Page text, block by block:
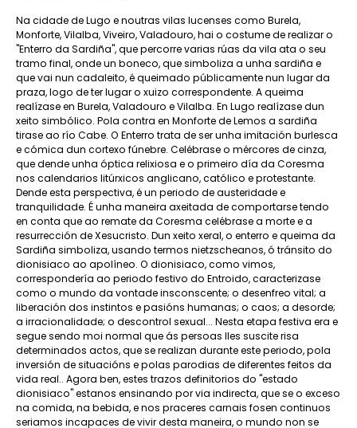
Na cidade de Lugo e noutras vilas lucenses como Burela,
Monforte, Vilalba, Viveiro, Valadouro, hai o costume de realizar o
"Enterro da Sardiña", que percorre varias rúas da vila ata o seu
tramo final, onde un boneco, que simboliza a unha sardiña e
que vai nun cadaleito, é queimado públicamente nun lugar da
praza, logo de ter lugar o xuizo correspondente. A queima
realízase en Burela, Valadouro e Vilalba. En Lugo realízase dun
xeito simbólico. Pola contra en Monforte de Lemos a sardiña
tirase ao río Cabe. O Enterro trata de ser unha imitación burlesca
e cómica dun cortexo fúnebre. Celébrase o mércores de cinza,
que dende unha óptica relixiosa e o primeiro día da Coresma
nos calendarios litúrxicos anglicano, católico e protestante.
Dende esta perspectiva, é un periodo de austeridade e
tranquilidade. É unha maneira axeitada de comportarse tendo
en conta que ao remate da Coresma celébrase a morte e a
resurrección de Xesucristo. Dun xeito xeral, o enterro e queima da
Sardiña simboliza, usando termos nietzscheanos, ó tránsito do
dionisiaco ao apolíneo. O dionisiaco, como vimos,
correspondería ao periodo festivo do Entroido, caracterizase
como o mundo da vontade insconscente; o desenfreo vital; a
liberación dos instintos e pasións humanas; o caos; a desorde;
a irracionalidade; o descontrol sexual... Nesta etapa festiva era e
segue sendo moi normal que ás persoas lles suscite risa
determinados actos, que se realizan durante este periodo, pola
inversión de situacións e polas parodias de diferentes feitos da
vida real.. Agora ben, estes trazos definitorios do "estado
dionisiaco" estanos ensinando por via indirecta, que se o exceso
na comida, na bebida, e nos praceres carnais fosen continuos
seriamos incapaces de vivir desta maneira, o mundo non se